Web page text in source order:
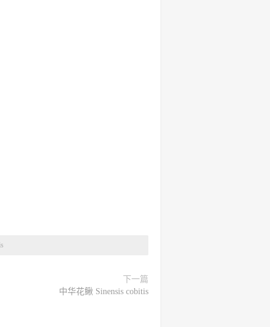
下一篇
中华花鳅 Sinensis cobitis